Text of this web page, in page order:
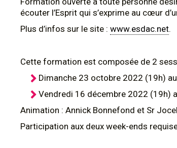
écouter l’Esprit qui s’exprime au cœur
Plus d’infos sur le site : www.esdac.net.
Cette formation est composée de 2
Dimanche 23 octobre 2022 (19h)
Vendredi 16 décembre 2022 (19h)
Animation : Annick Bonnefond et Sr
Participation aux deux week-ends